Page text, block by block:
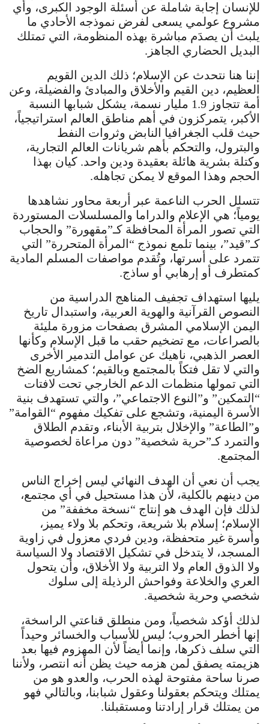
للإنسان إجابة شاملة عن أسئلة الوجود الكبرى، وأي
مشروع عولمي يسعى لفرض نموذجه الأحادي ما
يلبث أن يصدَم مباشرة بهذه المنظومة، التي تمتلك
البديل الحضاري الجاهز.
إننا هنا نتحدث عن الإسلام؛ ذلك الدين القويم
العظيم، دين القيم والأخلاق والمبادئ والفضيلة، وعن
أمة تتجاوز 1.9 مليار نسمة، يشكل شبابها النسبة
الأكبر، يتمركزون في أهم مناطق العالم استراتيجياً،
حيث قلب الجغرافيا النابض وثروات النفط
والبترول، والتحكم بأهم شريانات العالم التجارية،
وكتلة بشرية هائلة بعقيدة ودين واحد. كيان بهذا
الحجم وهذا الموقع لا يمكن تجاهله.
تتسلل الحرب الناعمة عبر أربعة محاور نشاهدها
يومياً؛ هي الإعلام والدراما والمسلسلات المستوردة
التي تصور المرأة المحافظة كـ”مقهورة” والحجاب
كـ”قيد”، بينما تلمع نموذج “المرأة المتحررة” التي
تتمرد على أسرتها، وتُقدم مواصفات المسلم المادية
كمتطرف أو إرهابي أو ساذج.
يليها استهداف تجفيف المناهج الدراسية من
النصوص القرآنية والهوية العربية، واستبدال تاريخ
اليمن الإسلامي المشرق بصفحات مزورة مليئة
بالصراعات، مع تضخيم حقب ما قبل الإسلام وكأنها
العصر الذهبي، ناهيك عن عوامل التدمير الأخرى
والتي لا تقل فتكاً بالمجتمع وبالقيم؛ كمشاريع الضخ
التي تمولها منظمات الدعم الخارجي تحت لافتات
“التمكين” و”النوع الاجتماعي”، والتي تستهدف بنية
الأسرة اليمنية، وتشجع على تفكيك مفهوم “القوامة”
و”الطاعة” والإخلال بتربية الأبناء، وتقدم الطلاق
والتمرد كـ”حرية شخصية” دون مراعاة لخصوصية
المجتمع.
يجب أن نعي أن الهدف النهائي ليس إخراج الناس
من دينهم بالكلية، لأن هذا مستحيل في أي مجتمع،
لذلك فإن الهدف هو إنتاج “نسخة مخففة” من
الإسلام؛ إسلام بلا شريعة، وتحكم بلا ولاء يميز،
وأسرة غير متحفظة، ودين فردي معزول في زاوية
المسجد، لا يتدخل في تشكيل الاقتصاد ولا السياسة
ولا الذوق العام ولا التربية ولا الأخلاق، وأن يتحول
العري والخلاعة وفواحش الرذيلة إلى سلوك
شخصي وحرية شخصية.
لذلك أؤكد شخصياً، ومن منطلق قناعتي الراسخة،
إنها أخطر الحروب؛ ليس للأسباب والخسائر وحيداً
التي سلف ذكرها، وإنما أيضاً لأن المهزوم فيها بعد
هزيمته يصفق لمن هزمه حيث يظن أنه انتصر، ولأننا
صرنا ساحة مفتوحة لهذه الحرب، والعدو هو من
يمتلك ويتحكم بعقولنا وعقول شبابنا، وبالتالي فهو
من يمتلك قرار إرادتنا ومستقبلنا.